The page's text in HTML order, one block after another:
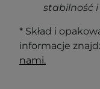
stabilność
* Skład i
informacje
nami.